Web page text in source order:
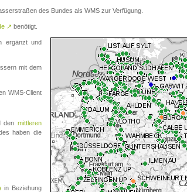
des Bundes als WMS zur Verfügung.
↗ benötigt.
ergänzt und
mit dem
WMS-Client
denmittleren
haben die
in Beziehung